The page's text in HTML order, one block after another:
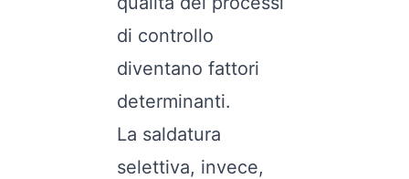
di controllo
diventano fattori
determinanti.
La saldatura
selettiva, invece,